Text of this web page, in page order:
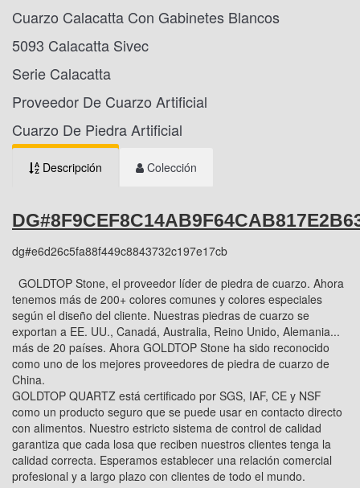
Cuarzo Calacatta Con Gabinetes Blancos
5093 Calacatta Sivec
Serie Calacatta
Proveedor De Cuarzo Artificial
Cuarzo De Piedra Artificial
Descripción Colección
dg#e6d26c5fa88f449c8843732c197e17cb
GOLDTOP Stone, el proveedor líder de piedra de cuarzo. Ahora
tenemos más de 200+ colores comunes y colores especiales
según el diseño del cliente. Nuestras piedras de cuarzo se
exportan a EE. UU., Canadá, Australia, Reino Unido, Alemania...
más de 20 países. Ahora GOLDTOP Stone ha sido reconocido
como uno de los mejores proveedores de piedra de cuarzo de
China.
GOLDTOP QUARTZ está certificado por SGS, IAF, CE y NSF
como un producto seguro que se puede usar en contacto directo
con alimentos. Nuestro estricto sistema de control de calidad
garantiza que cada losa que reciben nuestros clientes tenga la
calidad correcta. Esperamos establecer una relación comercial
profesional y a largo plazo con clientes de todo el mundo.